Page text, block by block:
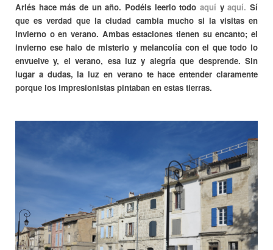
Arlés hace más de un año. Podéis leerlo todo aquí yaquí. Sí
que es verdad que la ciudad cambia mucho si la visitas en
invierno o en verano. Ambas estaciones tienen su encanto; el
invierno ese halo de misterio y melancolía con el que todo lo
envuelve y, el verano, esa luz y alegría que desprende. Sin
lugar a dudas, la luz en verano te hace entender claramente
porque los impresionistas pintaban en estas tierras.